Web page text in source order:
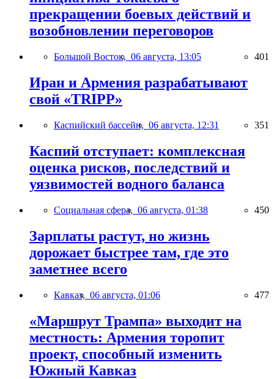
прекращении боевых действий и
возобновлении переговоров
Большой Восток, 06 августа, 13:05 401
Иран и Армения разрабатывают
свой «TRIPP»
Каспийский бассейн, 06 августа, 12:31 351
Каспий отступает: комплексная
оценка рисков, последствий и
уязвимостей водного баланса
Социальная сфера, 06 августа, 01:38 450
Зарплаты растут, но жизнь
дорожает быстрее там, где это
заметнее всего
Кавказ, 06 августа, 01:06 477
«Маршрут Трампа» выходит на
местность: Армения торопит
проект, способный изменить
Южный Кавказ